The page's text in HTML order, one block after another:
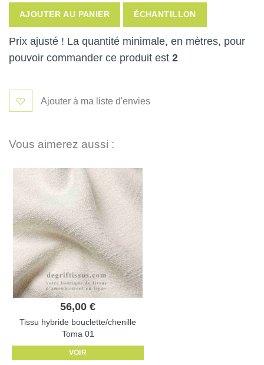
AJOUTER AU PANIER ÉCHANTILLON
Prix ajusté ! La quantité minimale, en mètres, pour
pouvoir commander ce produit est 2
Ajouter à ma liste d'envies
Vous aimerez aussi :
56,00 €
Tissu hybride bouclette/chenille
Toma 01
VOIR